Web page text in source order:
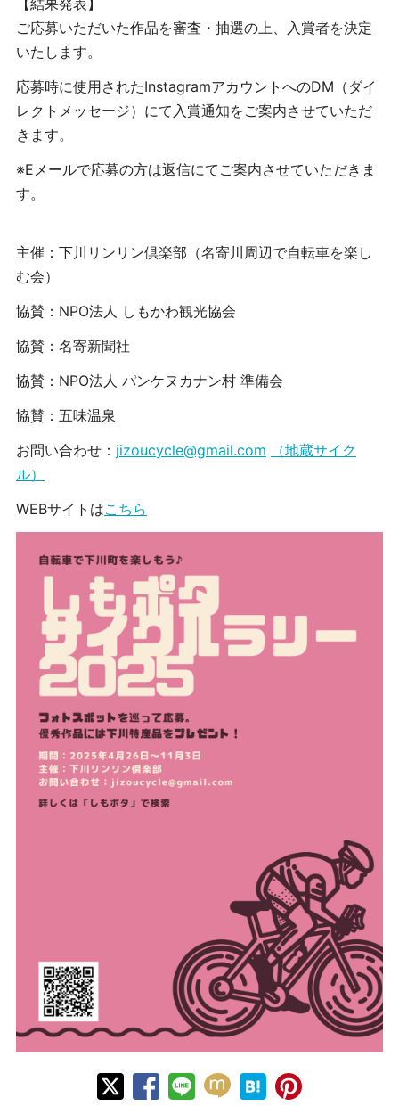
ご応募いただいた作品を審査・抽選の上、入賞者を決定
いたします。
応募時に使用されたInstagramアカウントへのDM（ダイ
レクトメッセージ）にて入賞通知をご案内させていただ
きます。
※Eメールで応募の方は返信にてご案内させていただきま
す。
主催：下川リンリン倶楽部（名寄川周辺で自転車を楽し
む会）
協賛：NPO法人 しもかわ観光協会
協賛：名寄新聞社
協賛：NPO法人 パンケヌカナン村 準備会
協賛：五味温泉
お問い合わせ： jizoucycle@gmail.com
（地蔵サイク
ル）
WEBサイトはこちら